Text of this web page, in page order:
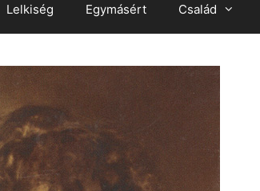
Lelkiség Egymásért Család